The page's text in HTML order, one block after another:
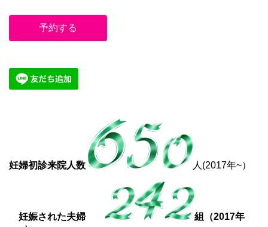
予約する
妊婦初診来院人数 人(2017年~）
妊娠された夫婦
組（2017年